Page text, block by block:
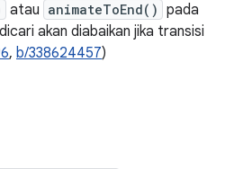
atau animateToEnd() pada
akan diabaikan jika transisi
, b/338624457)